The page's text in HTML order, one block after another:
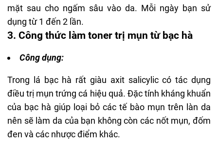
mặt sau cho ngấm sâu vào da. Mỗi ngày bạn sử
dụng từ 1 đến 2 lần.
3. Công thức làm toner trị mụn từ bạc hà
Công dụng:
Trong lá bạc hà rất giàu axit salicyliccó tác dụng
điều trị mụn trứng cá hiệu quả. Đặc tính kháng khuẩn
của bạc hà giúp loại bỏ các tế bào mụn trên làn da
nên sẽ làm da của bạn không còn các nốt mụn, đốm
đen và các nhược điểm khác.